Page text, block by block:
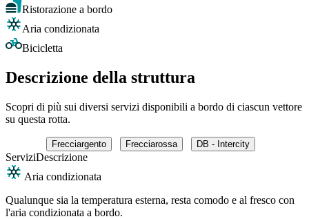
Ristorazione a bordo
Aria condizionata
Bicicletta
Descrizione della struttura
Scopri di più sui diversi servizi disponibili a bordo di ciascun vettore
su questa rotta.
Frecciargento Frecciarossa DB - Intercity
ServiziDescrizione
Aria condizionata
Qualunque sia la temperatura esterna, resta comodo e al fresco con
l'aria condizionata a bordo.